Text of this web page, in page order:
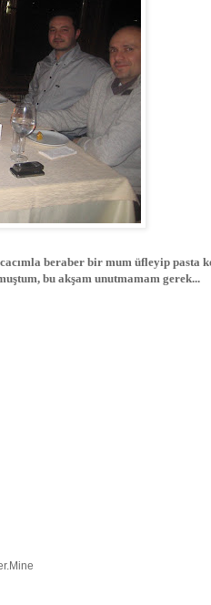
beraber bir mum üfleyip pasta
bu akşam unutmamam gerek...